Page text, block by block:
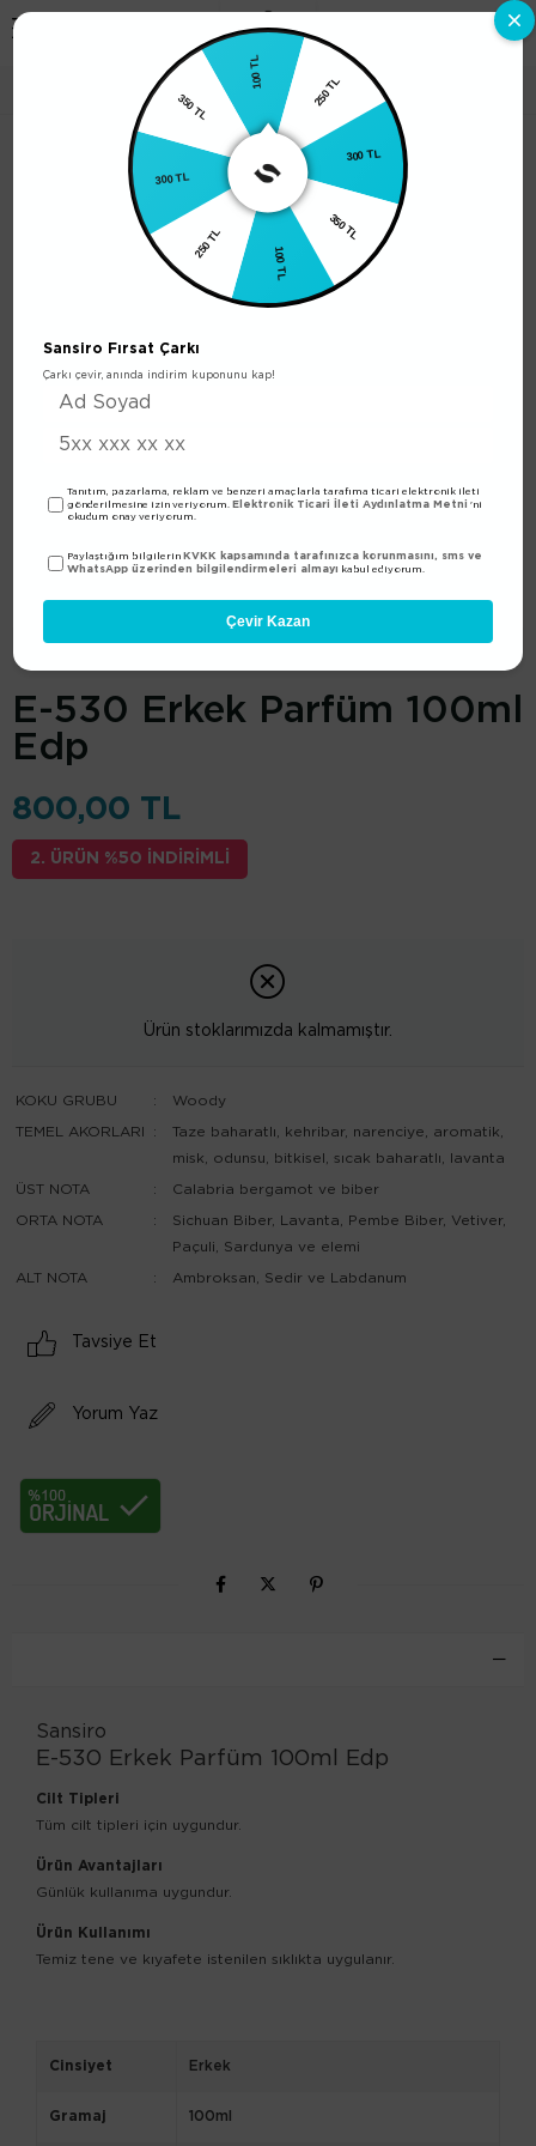
0
E-530 Erkek Parfüm 100ml Edp
E-530 Erkek Parfüm 100ml
Edp
800,00 TL
2. ÜRÜN %50 İNDİRİMLİ
Ürün stoklarımızda kalmamıştır.
KOKU GRUBU : Woody
TEMEL AKORLARI :
Taze baharatlı, kehribar, narenciye, aromatik,
misk, odunsu, bitkisel, sıcak baharatlı, lavanta
ÜST NOTA : Calabria bergamot ve biber
ORTA NOTA :
Sichuan Biber, Lavanta, Pembe Biber, Vetiver,
Paçuli, Sardunya ve elemi
ALT NOTA : Ambroksan, Sedir ve Labdanum
Tavsiye Et
Yorum Yaz
Sansiro
E-530 Erkek Parfüm 100ml Edp
Cilt Tipleri
Tüm cilt tipleri için uygundur.
Ürün Avantajları
Günlük kullanıma uygundur.
Ürün Kullanımı
Temiz tene ve kıyafete istenilen sıklıkta uygulanır.
Cinsiyet Erkek
Gramaj 100ml
250 TL
350 TL
250 TL
350 TL
Sansiro Fırsat Çarkı
Çarkı çevir, anında indirim kuponunu kap!
Tanıtım, pazarlama, reklam ve benzeri amaçlarla tarafıma ticari elektronik ileti
gönderilmesine izin veriyorum.
Elektronik Ticari İleti Aydınlatma Metni 'ni
okudum onay veriyorum.
Paylaştığım bilgilerin KVKK kapsamında tarafınızca korunmasını, sms ve
WhatsApp üzerinden bilgilendirmeleri almayı
kabul ediyorum.
Çevir Kazan